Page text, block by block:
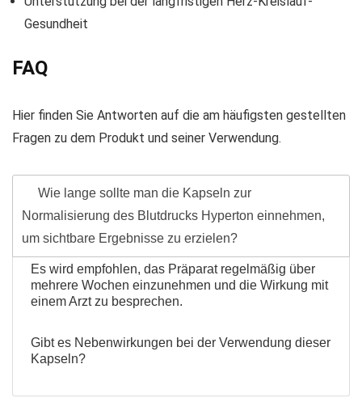
Gesundheit
FAQ
Hier finden Sie Antworten auf die am häufigsten gestellten
Fragen zu dem Produkt und seiner Verwendung.
Wie lange sollte man die Kapseln zur
Normalisierung des Blutdrucks Hyperton einnehmen,
um sichtbare Ergebnisse zu erzielen?
Es wird empfohlen, das Präparat regelmäßig über
mehrere Wochen einzunehmen und die Wirkung mit
einem Arzt zu besprechen.
Gibt es Nebenwirkungen bei der Verwendung dieser
Kapseln?